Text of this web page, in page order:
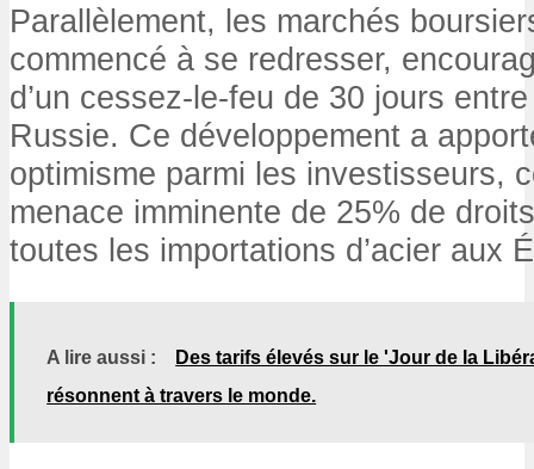
Parallèlement, les marchés
commencé à se redresser,
d’un cessez-le-feu de 30 jours
Russie. Ce développement a
optimisme parmi les investisseurs,
menace imminente de 25% de
toutes les importations d’acier aux
A lire aussi :
Des tarifs élevés sur le 'Jour de la
résonnent à travers le monde.